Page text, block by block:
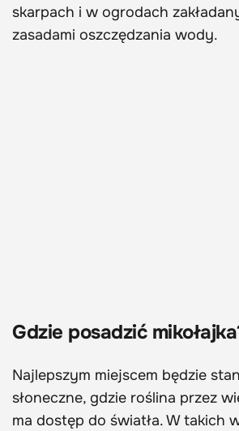
skarpach i w ogrodach
zasadami oszczędzania wody.
Gdzie posadzić
Najlepszym miejscem będzie
słoneczne, gdzie roślina przez
ma dostęp do światła. W takich